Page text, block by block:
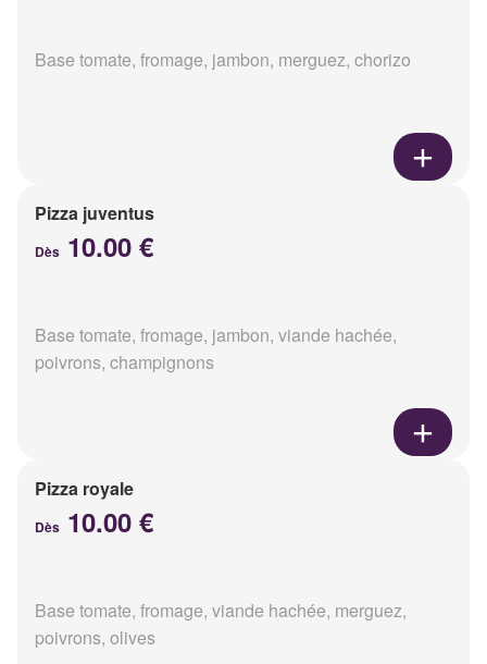
Base tomate, fromage, jambon, merguez, chorizo
Pizza juventus
Dès 10.00 €
Base tomate, fromage, jambon, viande hachée,
poivrons, champignons
Pizza royale
Dès 10.00 €
Base tomate, fromage, viande hachée, merguez,
poivrons, olives